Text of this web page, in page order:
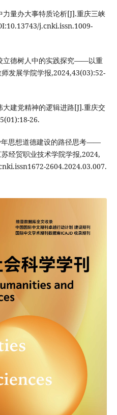
量办大事特质论析[J].重庆三峡
j.cnki.issn.1009-
立德树人中的实践探究——以重
发展学院学报,2024,43(03):52-
建党精神的逻辑进路[J].重庆交
26.
年思想道德建设的路径思考——
经贸职业技术学院学报,2024,
2604.2024.03.007.